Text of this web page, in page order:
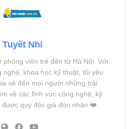
Tuyết Nhi
phóng viên trẻ đến từ Hà Nội. Với
nghệ, khoa học kỹ thuật, tôi yêu
sẻ đến mọi người những trải
về các lĩnh vực công nghệ, kỹ
quý độc giả đón nhận ❤️.